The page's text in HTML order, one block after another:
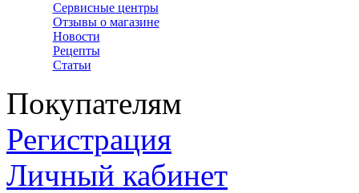
Сервисные центры
Отзывы о магазине
Новости
Рецепты
Статьи
Покупателям
Регистрация
Личный кабинет